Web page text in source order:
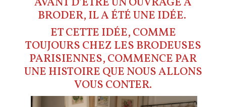
BRODER, IL A ÉTÉ UNE IDÉE.
ET CETTE IDÉE, COMME
TOUJOURS CHEZ LES BRODEUSES
PARISIENNES, COMMENCE PAR
UNE HISTOIRE QUE NOUS ALLONS
VOUS CONTER.